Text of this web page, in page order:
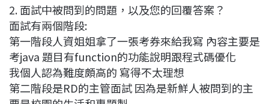
2. 面試中被問到的問題，以及您的回覆答案？
面試有兩個階段:
第一階段人資姐姐拿了一張考券來給我寫 內容主要是
考java 題目有function的功能說明跟程式碼優化
我個人認為難度頗高的 寫得不太理想
第二階段是RD的主管面試 因為是新鮮人被問到的主